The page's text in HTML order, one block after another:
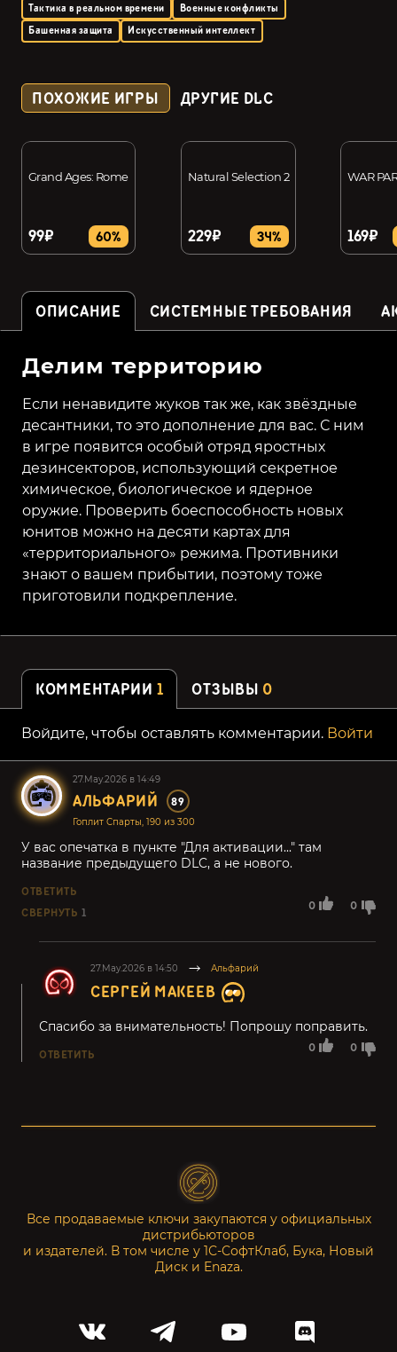
Тактика в реальном времени
Военные конфликты
Башенная защита
Искусственный интеллект
ПОХОЖИЕ ИГРЫ ДРУГИЕ DLC
Grand Ages: Rome
99₽ 60%
Natural Selection 2
229₽ 34%
WAR
169₽
ОПИСАНИЕ СИСТЕМНЫЕ ТРЕБОВАНИЯ
Делим территорию
Если ненавидите жуков так же, как звёздные
десантники, то это дополнение для вас. С ним
в игре появится особый отряд яростных
дезинсекторов, использующий секретное
химическое, биологическое и ядерное
оружие. Проверить боеспособность новых
юнитов можно на десяти картах для
«территориального» режима. Противники
знают о вашем прибытии, поэтому тоже
приготовили подкрепление.
КОММЕНТАРИИ 1 ОТЗЫВЫ 0
Войдите, чтобы оставлять комментарии. Войти
27.May.2026 в 14:49
АЛЬФАРИЙ 89
Гоплит Спарты, 190 из 300
0 0
У вас опечатка в пункте "Для активации..." там
название предыдущего DLC, а не нового.
ОТВЕТИТЬ
СВЕРНУТЬ 1
27.May.2026 в 14:50 Альфарий
СЕРГЕЙ МАКЕЕВ
0 0
Спасибо за внимательность! Попрошу поправить.
ОТВЕТИТЬ
Все продаваемые ключи закупаются у официальных
дистрибьюторов
и издателей. В том числе у 1С-СофтКлаб, Бука, Новый
Диск и Enaza.